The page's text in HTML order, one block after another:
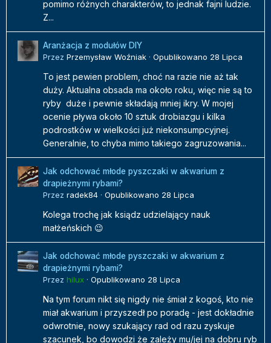
pomimo różnych charakterów, to jednak fajni ludzie.
Z...
Aranżacja z modułów DIY
Przez Przemysław Woźniak · Opublikowano 28 Lipca
To jest pewien problem, choć na razie nie aż tak
duży. Aktualna obsada ma około roku, więc nie są to
ryby duże i pewnie składają mniej ikry. W mojej
ocenie pływa około 10 sztuk drobiazgu i kilka
podrostków w wielkości już niekonsumpcyjnej.
Generalnie, to chyba mimo takiego zagruzowania...
Jak odchować młode pyszczaki w akwarium z
drapieżnymi rybami?
Przez radek84 · Opublikowano 28 Lipca
Kolega trochę jak ksiądz udzielający nauk
małżeńskich 😉
Jak odchować młode pyszczaki w akwarium z
drapieżnymi rybami?
Przez hilux · Opublikowano 28 Lipca
Na tym forum nikt się nigdy nie śmiał z kogoś, kto nie
miał akwarium i przyszedł po poradę - jest dokładnie
odwrotnie, nowy szukający rad od razu zyskuje
szacunek, bo dowodzi że zależy mu/jej na dobru ryb